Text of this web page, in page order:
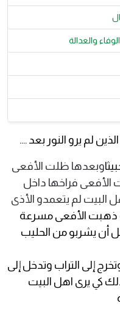
والعدالة
لم يرو النور بعد ....
وبعدها ظلت الأفعى
فراخها داخل
البيت لم يتعمدو الأذى
ذهبت الأفعى مسرعة
أن يشربو من الحليب
إلى التراب وتدخل إلى
كي يرى اهل البيت